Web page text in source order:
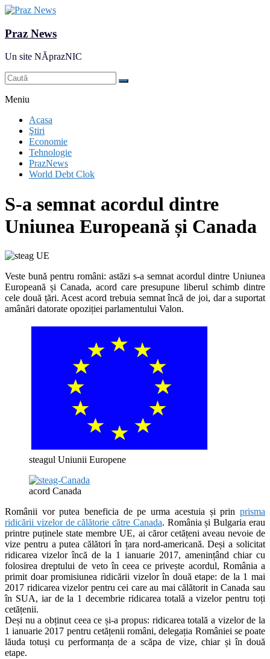
Praz News
Un site NĂprazNIC
Meniu
Acasa
Ştiri
Economie
Tehnologie
PrazNews
World Debt Clok
S-a semnat acordul dintre
Uniunea Europeană și Canada
Veste bună pentru români: astăzi s-a semnat acordul dintre Uniunea
Europeană și Canada, acord care presupune liberul schimb dintre
cele două țări. Acest acord trebuia semnat încă de joi, dar a suportat
amânări datorate opoziției parlamentului Valon.
steagul Uniunii Europene
acord Canada
Românii vor putea beneficia de pe urma acestuia și prin prisma
ridicării vizelor de călătorie către Canada. România și Bulgaria erau
printre puținele state membre UE, ai căror cetățeni aveau nevoie de
vize pentru a putea călători în țara nord-americană. Deși a solicitat
ridicarea vizelor încă de la 1 ianuarie 2017, amenințând chiar cu
folosirea dreptului de veto în ceea ce privește acordul, România a
primit doar promisiunea ridicării vizelor în două etape: de la 1 mai
2017 ridicarea vizelor pentru cei care au mai călătorit in Canada sau
în SUA, iar de la 1 decembrie ridicarea totală a vizelor pentru toți
cetățenii.
Deși nu a obținut ceea ce și-a propus: ridicarea totală a vizelor de la
1 ianuarie 2017 pentru cetățenii români, delegația României se poate
lăuda totuși cu performanța de a scăpa de vize, chiar și în două
etape.